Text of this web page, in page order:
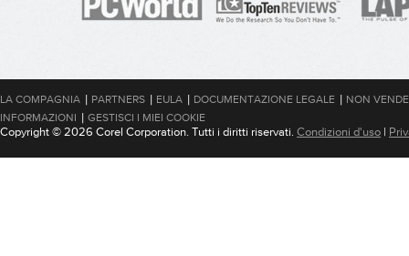
LA COMPAGNIA | PARTNERS | EULA | DOCUMENTAZIONE LEGALE | NON
INFORMAZIONI | GESTISCI I MIEI COOKIE
Copyright © 2026 Corel Corporation. Tutti i diritti riservati. Condizioni d'uso |